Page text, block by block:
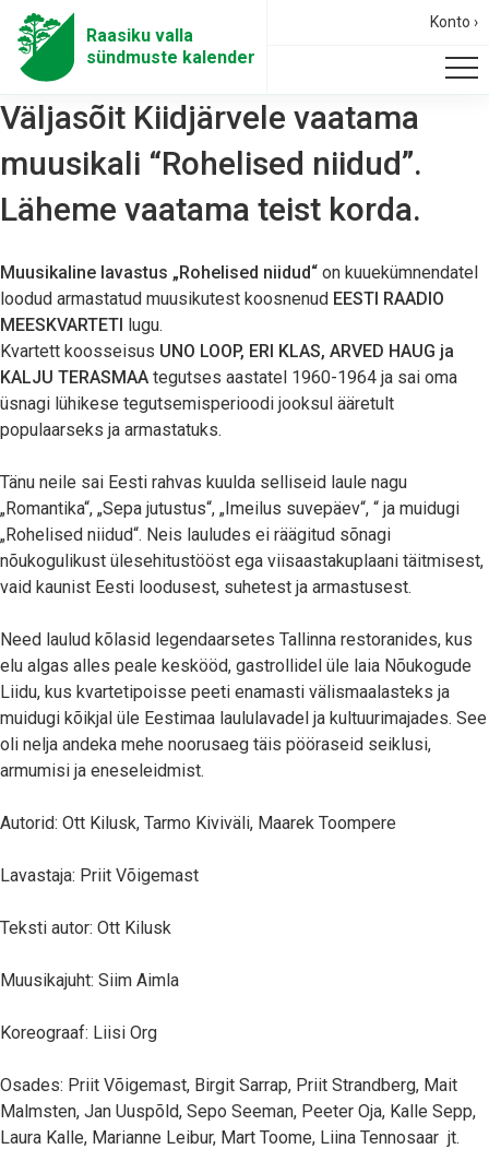
Raasiku valla
sündmuste kalender
Konto ›
Väljasõit Kiidjärvele vaatama
muusikali “Rohelised niidud”.
Läheme vaatama teist korda.
Muusikaline lavastus „Rohelised niidud“ on kuuekümnendatel
loodud armastatud muusikutest koosnenud EESTI RAADIO
MEESKVARTETI lugu.
Kvartett koosseisus UNO LOOP, ERI KLAS, ARVED HAUG ja
KALJU TERASMAA tegutses aastatel 1960-1964 ja sai oma
üsnagi lühikese tegutsemisperioodi jooksul ääretult
populaarseks ja armastatuks.
Tänu neile sai Eesti rahvas kuulda selliseid laule nagu
„Romantika“, „Sepa jutustus“, „Imeilus suvepäev“, “ ja muidugi
„Rohelised niidud“. Neis lauludes ei räägitud sõnagi
nõukogulikust ülesehitustööst ega viisaastakuplaani täitmisest,
vaid kaunist Eesti loodusest, suhetest ja armastusest.
Need laulud kõlasid legendaarsetes Tallinna restoranides, kus
elu algas alles peale keskööd, gastrollidel üle laia Nõukogude
Liidu, kus kvartetipoisse peeti enamasti välismaalasteks ja
muidugi kõikjal üle Eestimaa laululavadel ja kultuurimajades. See
oli nelja andeka mehe noorusaeg täis pööraseid seiklusi,
armumisi ja eneseleidmist.
Autorid: Ott Kilusk, Tarmo Kiviväli, Maarek Toompere
Lavastaja: Priit Võigemast
Teksti autor: Ott Kilusk
Muusikajuht: Siim Aimla
Koreograaf: Liisi Org
Osades: Priit Võigemast, Birgit Sarrap, Priit Strandberg, Mait
Malmsten, Jan Uuspõld, Sepo Seeman, Peeter Oja, Kalle Sepp,
Laura Kalle, Marianne Leibur, Mart Toome, Liina Tennosaar jt.